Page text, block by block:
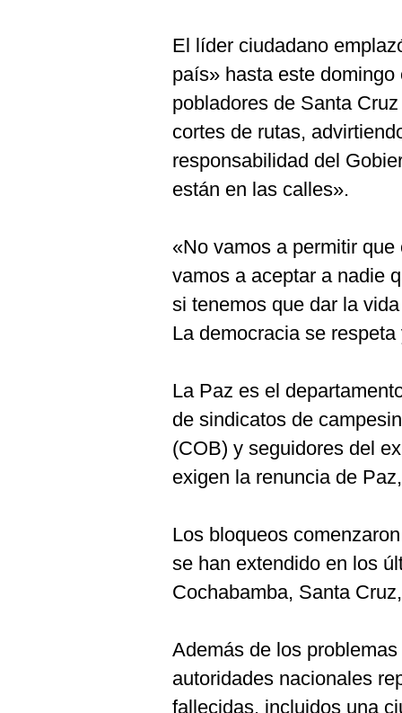
El líder ciudadano
país» hasta este
pobladores de Santa
cortes de rutas,
responsabilidad del
están en las calles».
«No vamos a permitir
vamos a aceptar a nadie
si tenemos que dar la
La democracia se
La Paz es el
de sindicatos de
(COB) y seguidores del
exigen la renuncia de
Los bloqueos
se han extendido en los
Cochabamba, Santa
Además de los
autoridades nacionales
fallecidas, incluidos una